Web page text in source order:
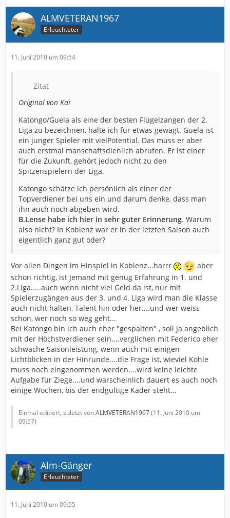
ALMVETERAN1967
Erleuchteter
11. Juni 2010 um 09:54
Zitat
Original von Kai
Katongo/Guela als eine der besten Flügelzangen der 2.
Liga zu bezeichnen, halte ich für etwas gewagt. Guela ist
ein junger Spieler mit vielPotential. Das muss er aber
auch erstmal manschaftsdienlich abrufen. Er ist einer
für die Zukunft, gehört jedoch nicht zu den
Spitzenspielern der Liga.
Katongo schätze ich persönlich als einer der
Topverdiener bei uns ein und darum denke, dass man
ihn auch noch abgeben wird.
B.Lense habe ich hier in sehr guter Erinnerung. Warum
also nicht? In Koblenz war er in der letzten Saison auch
eigentlich ganz gut oder?
Vor allen Dingen im Hinspiel in Koblenz...harrr
aber
schon richtig, ist Jemand mit genug Erfahrung in 1. und
2.Liga.....auch wenn nicht viel Geld da ist, nur mit
Spielerzugängen aus der 3. und 4. Liga wird man die Klasse
auch nicht halten, Talent hin oder her....und wer weiss
schon, wer noch so weg geht...
Bei Katongo bin ich auch eher "gespalten" , soll ja angeblich
mit der Höchstverdiener sein....verglichen mit Federico eher
schwache Saisonleistung, wenn auch mit einigen
Lichtblicken in der Hinrunde....die Frage ist, wieviel Kohle
muss noch eingenommen werden....wird keine leichte
Aufgabe für Ziege....und warscheinlich dauert es auch noch
einige Wochen, bis der endgültige Kader steht...
Einmal editiert, zuletzt vonALMVETERAN1967(11. Juni 2010 um
09:57)
Alm-Gänger
Erleuchteter
11. Juni 2010 um 09:55